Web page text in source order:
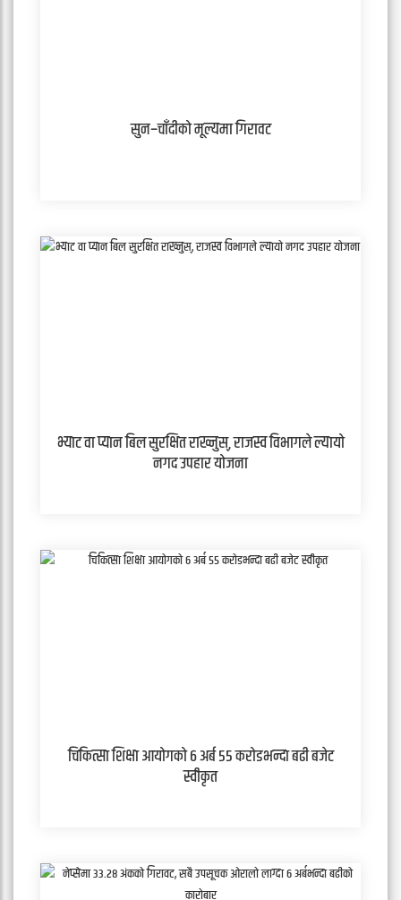
सुन–चाँदीको मूल्यमा गिरावट
भ्याट वा प्यान बिल सुरक्षित राख्नुस्, राजस्व विभागले ल्यायो
नगद उपहार योजना
चिकित्सा शिक्षा आयोगको ६ अर्ब ५५ करोडभन्दा बढी बजेट
स्वीकृत